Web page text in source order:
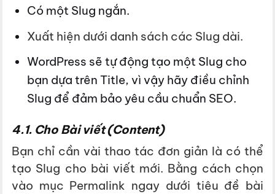
Có một Slug ngắn.
Xuất hiện dưới danh sách các Slug dài.
WordPress sẽ tự động tạo một Slug cho
bạn dựa trên Title, vì vậy hãy điều chỉnh
Slug để đảm bảo yêu cầu chuẩn SEO.
4.1. Cho Bài viết (Content)
Bạn chỉ cần vài thao tác đơn giản là có thể
tạo Slug cho bài viết mới. Bằng cách chọn
vào mục Permalink ngay dưới tiêu đề bài